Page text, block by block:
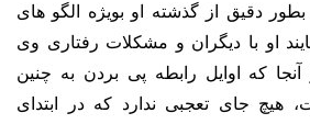
دقیق از گذشته او بویژه الگو های
او با دیگران و مشکلات رفتاری وی
آنجا که اوایل رابطه پی بردن به چنین
هیچ جای تعجبی ندارد که در ابتدای